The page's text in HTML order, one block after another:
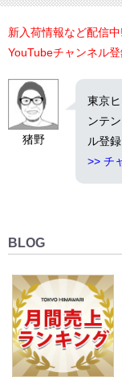
新入荷情報など配信中!
YouTubeチャンネル
猪野
東京
ンテ
ル登
>> チ
BLOG